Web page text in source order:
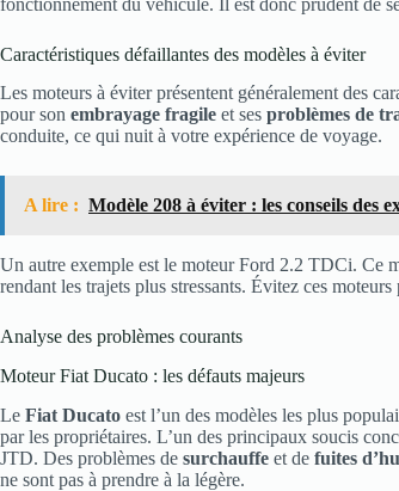
Caractéristiques défaillantes des modèles à éviter
Les moteurs à éviter présentent généralement des
pour son embrayage fragile et ses problèmes de
conduite, ce qui nuit à votre expérience de voyage.
A lire : Modèle 208 à éviter : les conseils des
Un autre exemple est le moteur Ford 2.2 TDCi. Ce
rendant les trajets plus stressants. Évitez ces
Analyse des problèmes courants
Moteur Fiat Ducato : les défauts majeurs
Le Fiat Ducato est l’un des modèles les plus
par les propriétaires. L’un des principaux soucis
JTD. Des problèmes de surchauffe et de fuites
ne sont pas à prendre à la légère.